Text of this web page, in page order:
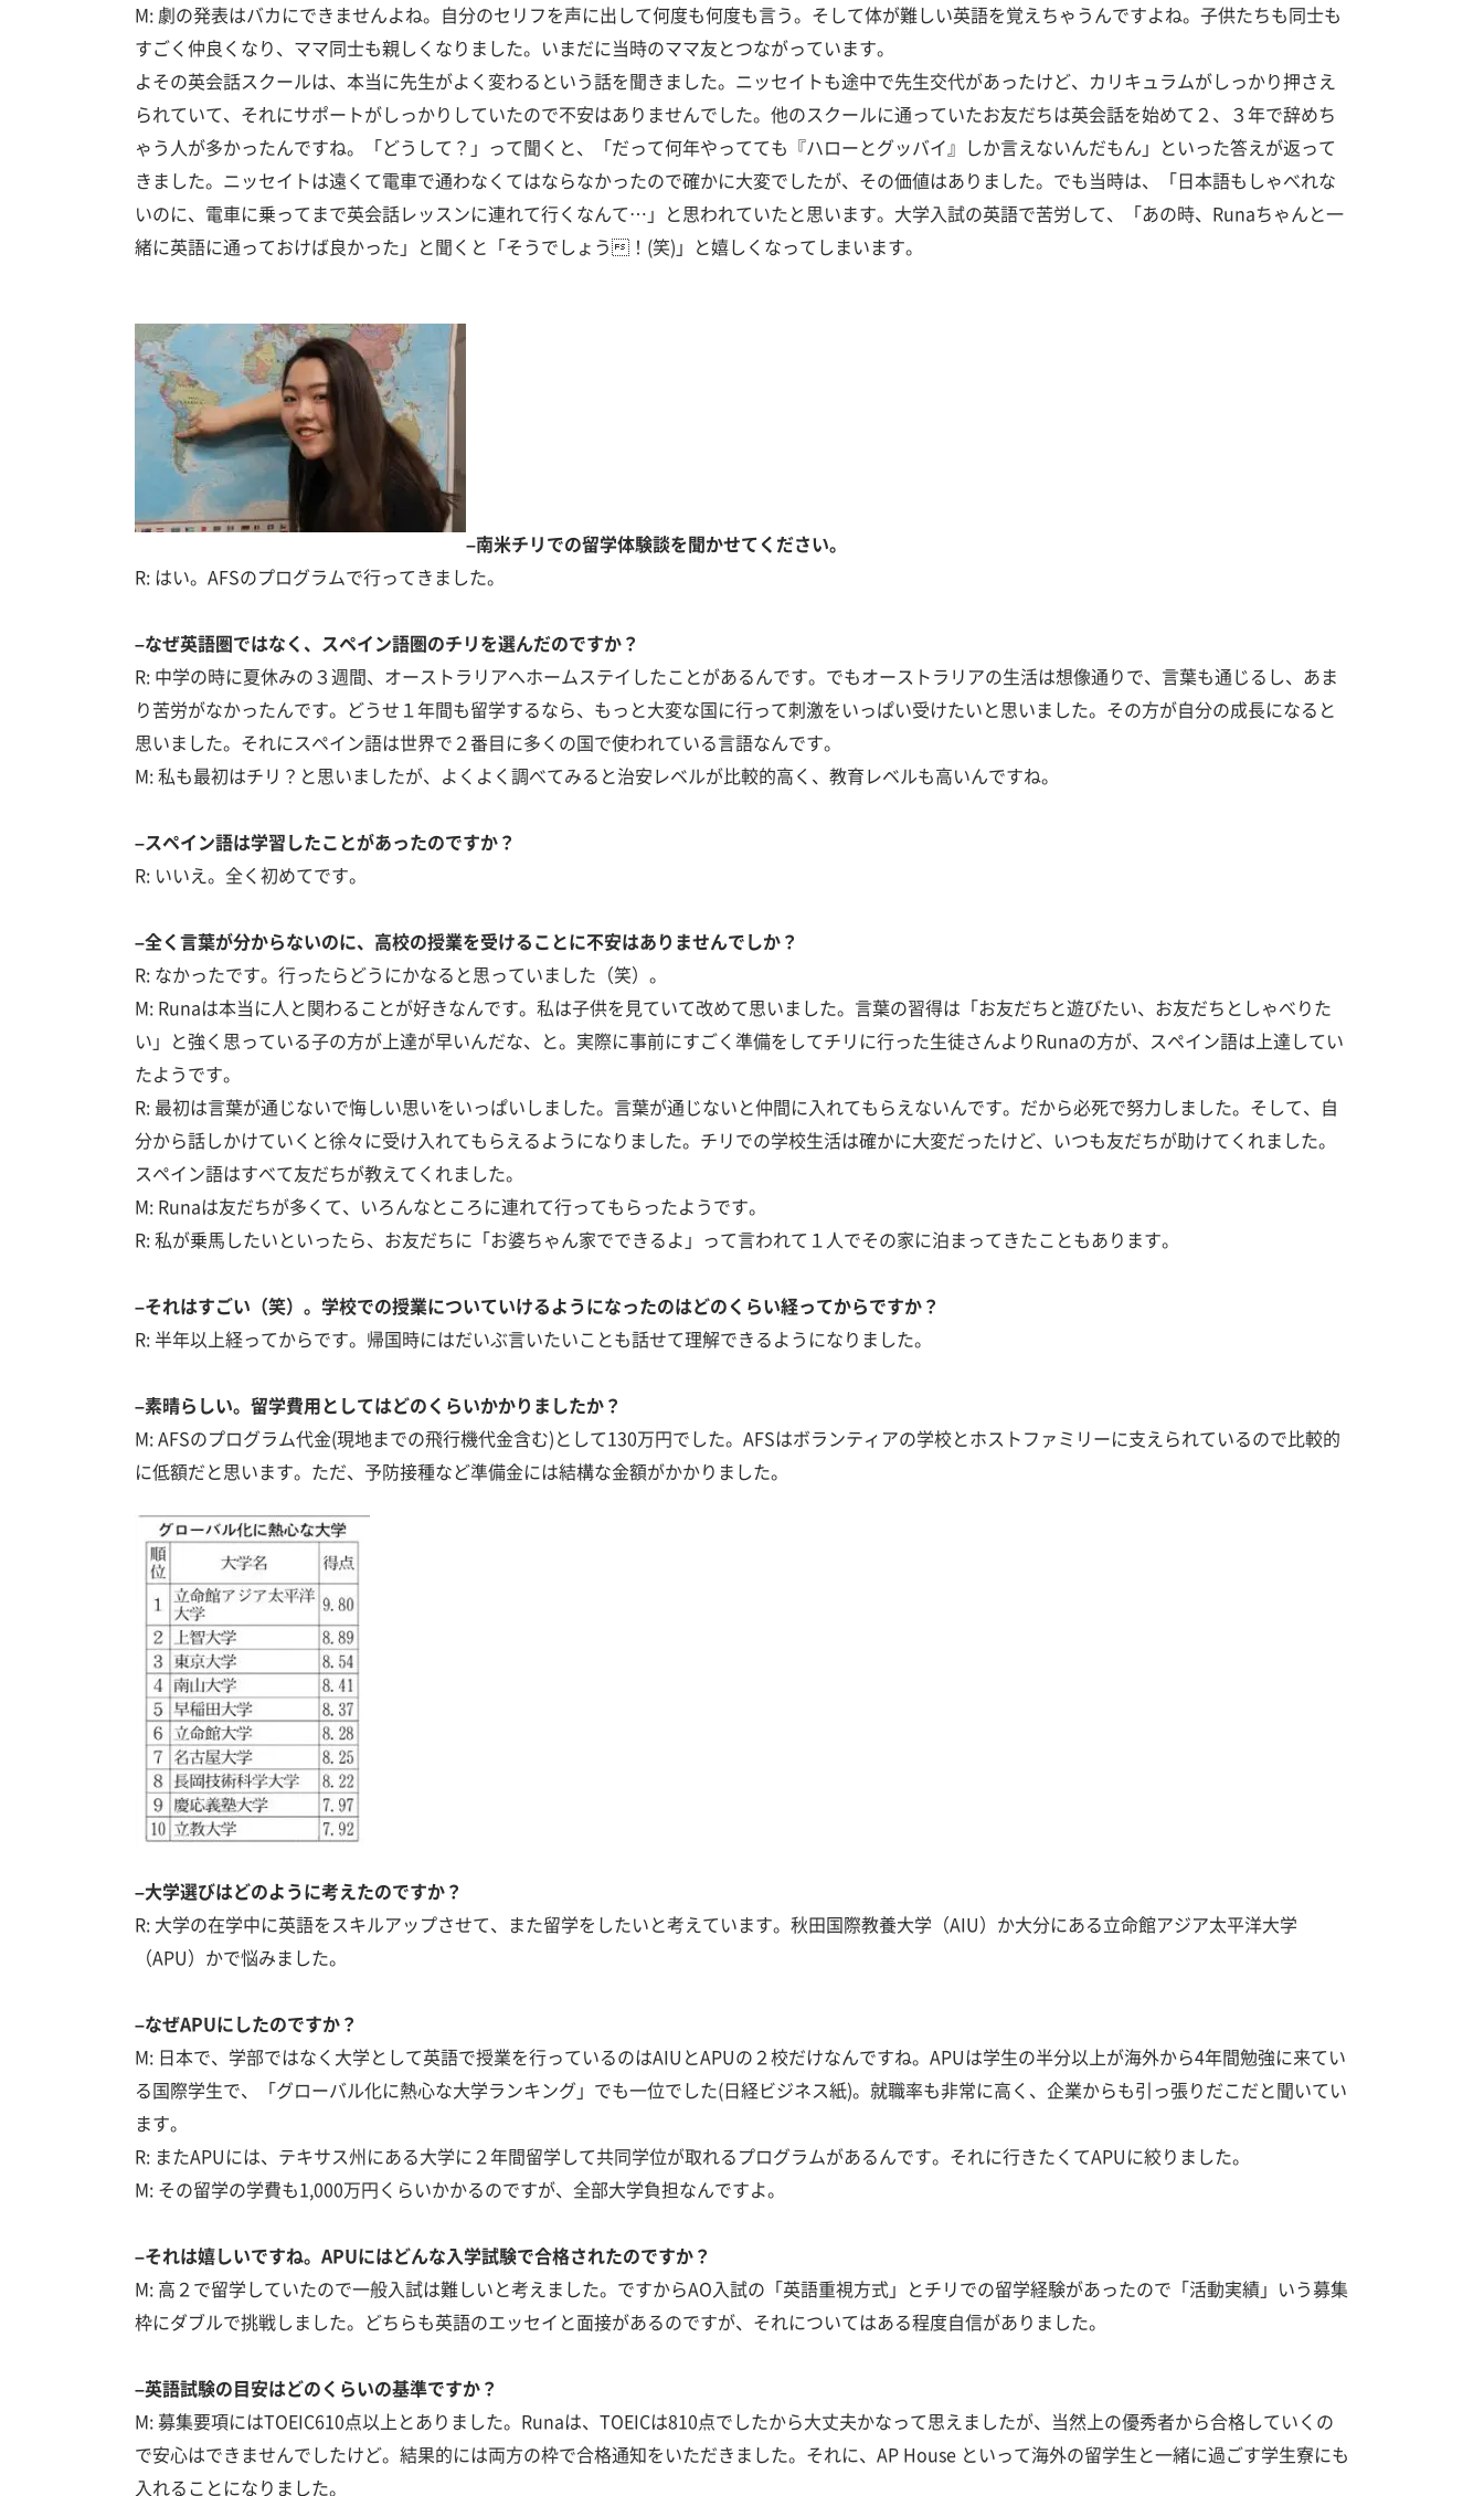
M: 劇の発表はバカにできませんよね。自分のセリフを声に出して何度も何度も言う。そして体が難しい英語を覚えちゃうんですよね。子供たちも同士も
すごく仲良くなり、ママ同士も親しくなりました。いまだに当時のママ友とつながっています。
よその英会話スクールは、本当に先生がよく変わるという話を聞きました。ニッセイトも途中で先生交代があったけど、カリキュラムがしっかり押さえ
られていて、それにサポートがしっかりしていたので不安はありませんでした。他のスクールに通っていたお友だちは英会話を始めて２、３年で辞めち
ゃう人が多かったんですね。「どうして？」って聞くと、「だって何年やってても『ハローとグッバイ』しか言えないんだもん」といった答えが返って
きました。ニッセイトは遠くて電車で通わなくてはならなかったので確かに大変でしたが、その価値はありました。でも当時は、「日本語もしゃべれな
いのに、電車に乗ってまで英会話レッスンに連れて行くなんて…」と思われていたと思います。大学入試の英語で苦労して、「あの時、Runaちゃんと一
緒に英語に通っておけば良かった」と聞くと「そうでしょう！(笑)」と嬉しくなってしまいます。
–南米チリでの留学体験談を聞かせてください。
R: はい。AFSのプログラムで行ってきました。
–なぜ英語圏ではなく、スペイン語圏のチリを選んだのですか？
R: 中学の時に夏休みの３週間、オーストラリアへホームステイしたことがあるんです。でもオーストラリアの生活は想像通りで、言葉も通じるし、あま
り苦労がなかったんです。どうせ１年間も留学するなら、もっと大変な国に行って刺激をいっぱい受けたいと思いました。その方が自分の成長になると
思いました。それにスペイン語は世界で２番目に多くの国で使われている言語なんです。
M: 私も最初はチリ？と思いましたが、よくよく調べてみると治安レベルが比較的高く、教育レベルも高いんですね。
–スペイン語は学習したことがあったのですか？
R: いいえ。全く初めてです。
–全く言葉が分からないのに、高校の授業を受けることに不安はありませんでしか？
R: なかったです。行ったらどうにかなると思っていました（笑）。
M: Runaは本当に人と関わることが好きなんです。私は子供を見ていて改めて思いました。言葉の習得は「お友だちと遊びたい、お友だちとしゃべりた
い」と強く思っている子の方が上達が早いんだな、と。実際に事前にすごく準備をしてチリに行った生徒さんよりRunaの方が、スペイン語は上達してい
たようです。
R: 最初は言葉が通じないで悔しい思いをいっぱいしました。言葉が通じないと仲間に入れてもらえないんです。だから必死で努力しました。そして、自
分から話しかけていくと徐々に受け入れてもらえるようになりました。チリでの学校生活は確かに大変だったけど、いつも友だちが助けてくれました。
スペイン語はすべて友だちが教えてくれました。
M: Runaは友だちが多くて、いろんなところに連れて行ってもらったようです。
R: 私が乗馬したいといったら、お友だちに「お婆ちゃん家でできるよ」って言われて１人でその家に泊まってきたこともあります。
–それはすごい（笑）。学校での授業についていけるようになったのはどのくらい経ってからですか？
R: 半年以上経ってからです。帰国時にはだいぶ言いたいことも話せて理解できるようになりました。
–素晴らしい。留学費用としてはどのくらいかかりましたか？
M: AFSのプログラム代金(現地までの飛行機代金含む)として130万円でした。AFSはボランティアの学校とホストファミリーに支えられているので比較的
に低額だと思います。ただ、予防接種など準備金には結構な金額がかかりました。
–大学選びはどのように考えたのですか？
R: 大学の在学中に英語をスキルアップさせて、また留学をしたいと考えています。秋田国際教養大学（AIU）か大分にある立命館アジア太平洋大学
（APU）かで悩みました。
–なぜAPUにしたのですか？
M: 日本で、学部ではなく大学として英語で授業を行っているのはAIUとAPUの２校だけなんですね。APUは学生の半分以上が海外から4年間勉強に来てい
る国際学生で、「グローバル化に熱心な大学ランキング」でも一位でした(日経ビジネス紙)。就職率も非常に高く、企業からも引っ張りだこだと聞いてい
ます。
R: またAPUには、テキサス州にある大学に２年間留学して共同学位が取れるプログラムがあるんです。それに行きたくてAPUに絞りました。
M: その留学の学費も1,000万円くらいかかるのですが、全部大学負担なんですよ。
–それは嬉しいですね。APUにはどんな入学試験で合格されたのですか？
M: 高２で留学していたので一般入試は難しいと考えました。ですからAO入試の「英語重視方式」とチリでの留学経験があったので「活動実績」いう募集
枠にダブルで挑戦しました。どちらも英語のエッセイと面接があるのですが、それについてはある程度自信がありました。
–英語試験の目安はどのくらいの基準ですか？
M: 募集要項にはTOEIC610点以上とありました。Runaは、TOEICは810点でしたから大丈夫かなって思えましたが、当然上の優秀者から合格していくの
で安心はできませんでしたけど。結果的には両方の枠で合格通知をいただきました。それに、AP House といって海外の留学生と一緒に過ごす学生寮にも
入れることになりました。